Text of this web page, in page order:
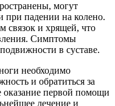
могут
при падении на колено.
связок и хрящей, что
Симптомы
в суставе.
необходимо
и обратиться за
первой помощи
лечение и